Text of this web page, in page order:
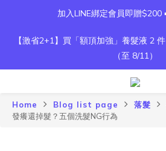
加入LINE綁定會員即贈
【激省2+1】買「額頂加強」養髮液 2
（至 8/11）
Home Blog list page 落髮
發癢還掉髮？五個洗髮NG行為